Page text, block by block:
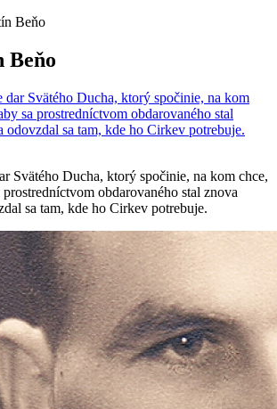
Beňo
Beňo
Svätého Ducha, ktorý spočinie, na kom chce,
prostredníctvom obdarovaného stal znova
sa tam, kde ho Cirkev potrebuje.